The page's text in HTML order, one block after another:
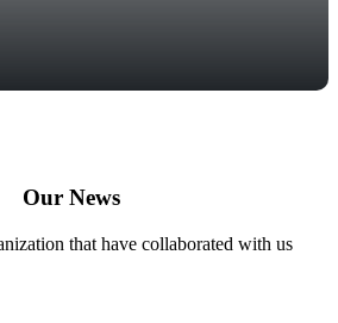
Our News
that have collaborated with us